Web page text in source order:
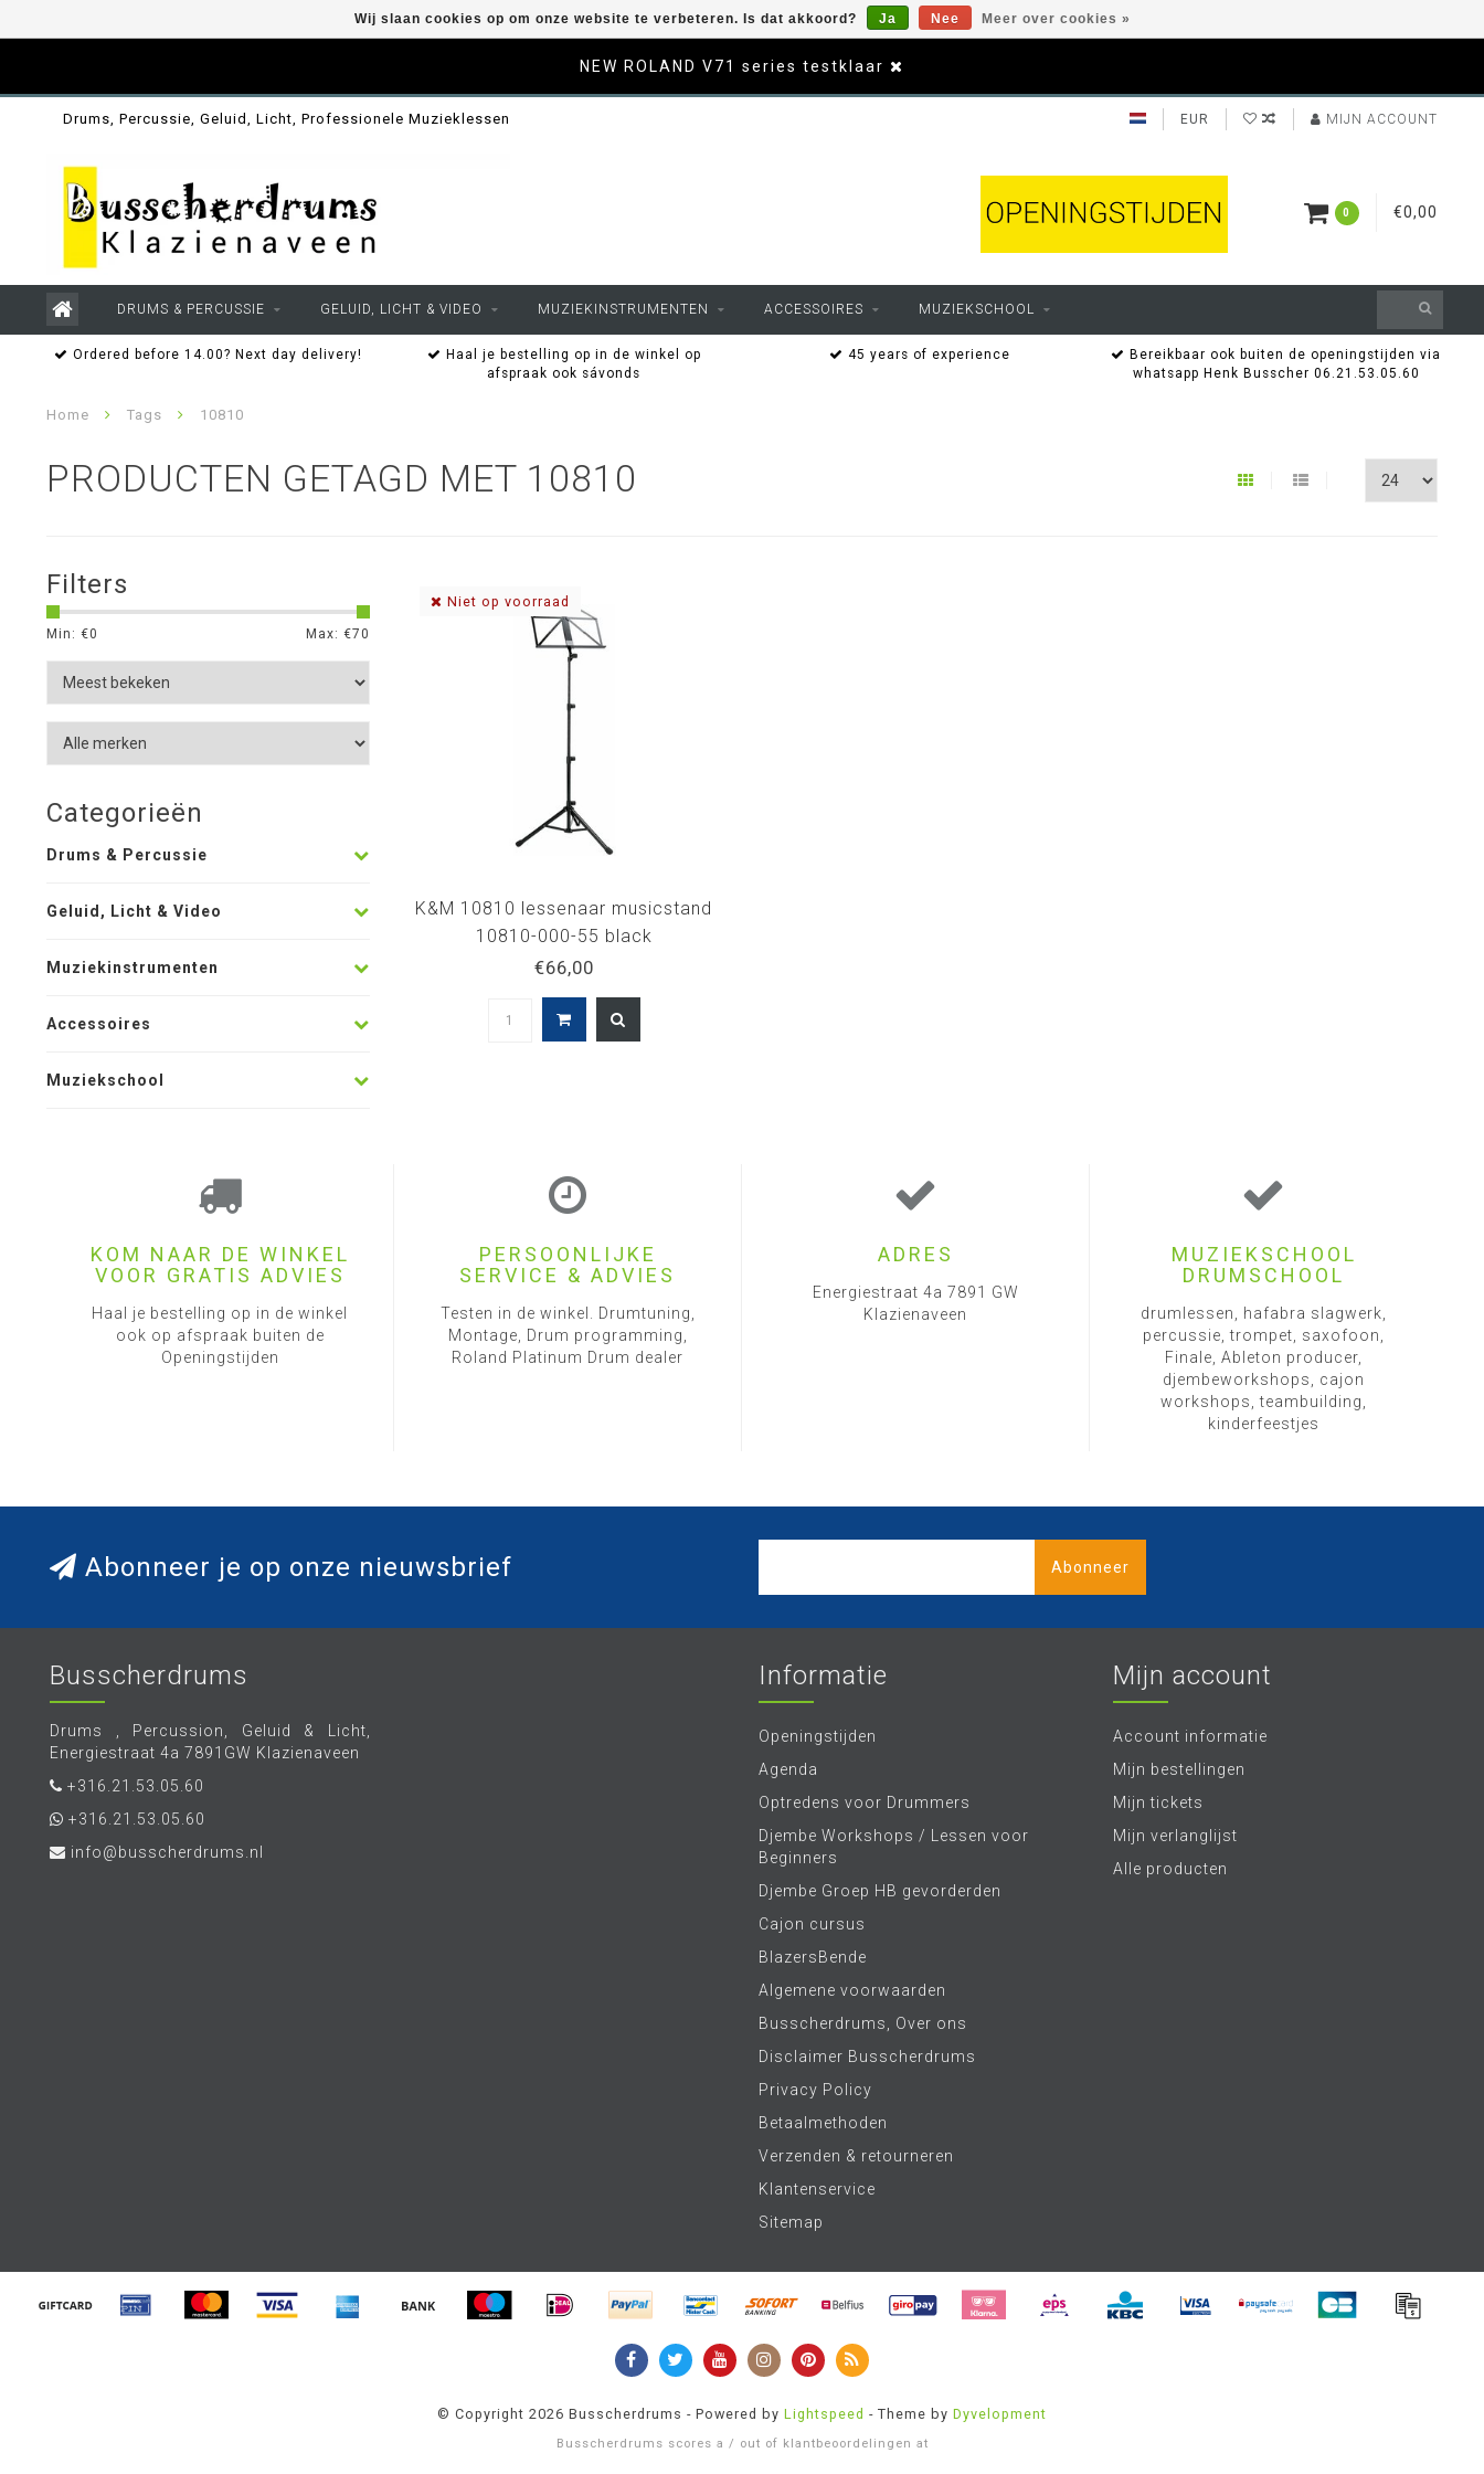
NEW ROLAND V71 series testklaar
Drums, Percussie, Geluid, Licht, Professionele Muzieklessen EUR MIJN ACCOUNT
0 €0,00
DRUMS & PERCUSSIE GELUID, LICHT & VIDEO MUZIEKINSTRUMENTEN ACCESSOIRES MUZIEKSCHOOL
Ordered before 14.00? Next day delivery!
Haal je bestelling op in de winkel op
afspraak ook sávonds
45 years of experience
Bereikbaar ook buiten de openingstijden via
whatsapp Henk Busscher 06.21.53.05.60
Home Tags 10810
PRODUCTEN GETAGD MET 10810
Filters
Min: €0 Max: €70
Categorieën
Drums & Percussie
Geluid, Licht & Video
Muziekinstrumenten
Accessoires
Muziekschool
Niet op voorraad
K&M 10810 lessenaar musicstand
10810-000-55 black
€66,00
Wij slaan cookies op om onze website te verbeteren. Is dat akkoord? Ja Nee Meer over cookies »
KOM NAAR DE WINKEL
VOOR GRATIS ADVIES
Haal je bestelling op in de winkel
ook op afspraak buiten de
Openingstijden
PERSOONLIJKE
SERVICE & ADVIES
Testen in de winkel. Drumtuning,
Montage, Drum programming,
Roland Platinum Drum dealer
ADRES
Energiestraat 4a 7891 GW
Klazienaveen
MUZIEKSCHOOL
DRUMSCHOOL
drumlessen, hafabra slagwerk,
percussie, trompet, saxofoon,
Finale, Ableton producer,
djembeworkshops, cajon
workshops, teambuilding,
kinderfeestjes
Abonneer je op onze nieuwsbrief Abonneer
Busscherdrums
Drums , Percussion, Geluid & Licht,
Energiestraat 4a 7891GW Klazienaveen
+316.21.53.05.60
+316.21.53.05.60
info@busscherdrums.nl
Informatie
Openingstijden
Agenda
Optredens voor Drummers
Djembe Workshops / Lessen voor
Beginners
Djembe Groep HB gevorderden
Cajon cursus
BlazersBende
Algemene voorwaarden
Busscherdrums, Over ons
Disclaimer Busscherdrums
Privacy Policy
Betaalmethoden
Verzenden & retourneren
Klantenservice
Sitemap
Mijn account
Account informatie
Mijn bestellingen
Mijn tickets
Mijn verlanglijst
Alle producten
© Copyright 2026 Busscherdrums - Powered by Lightspeed - Theme by Dyvelopment
Busscherdrums scores a / out of klantbeoordelingen at